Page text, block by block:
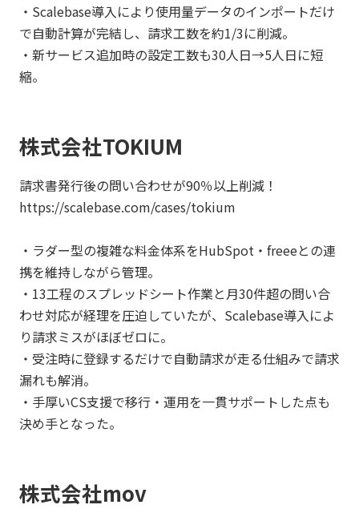
・Scalebase導入により使用量データのインポートだけ
で自動計算が完結し、請求工数を約1/3に削減。
・新サービス追加時の設定工数も30人日→5人日に短
縮。
株式会社TOKIUM
請求書発行後の問い合わせが90％以上削減！
https://scalebase.com/cases/tokium
・ラダー型の複雑な料金体系をHubSpot・freeeとの連
携を維持しながら管理。
・13工程のスプレッドシート作業と月30件超の問い合
わせ対応が経理を圧迫していたが、Scalebase導入によ
り請求ミスがほぼゼロに。
・受注時に登録するだけで自動請求が走る仕組みで請求
漏れも解消。
・手厚いCS支援で移行・運用を一貫サポートした点も
決め手となった。
株式会社mov